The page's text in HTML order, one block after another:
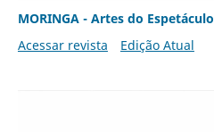
MORINGA - Artes do Espetáculo
Acessar revista
Edição Atual